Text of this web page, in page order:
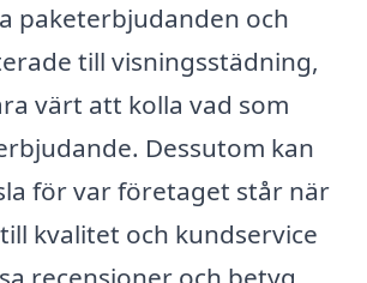
paketerbjudanden och
till visningsstädning,
värt att kolla vad som
Dessutom kan
för var företaget står när
kvalitet och kundservice